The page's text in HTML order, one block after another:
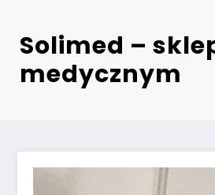
Solimed –
medycznym